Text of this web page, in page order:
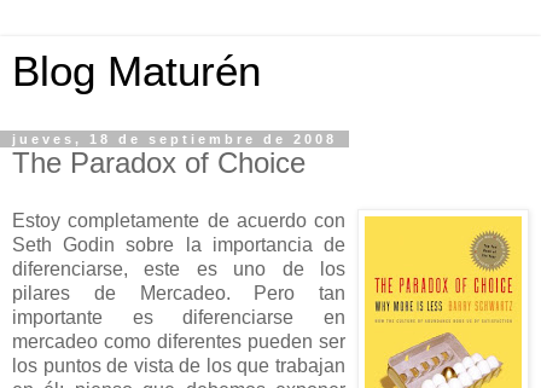
Blog Maturén
jueves, 18 de septiembre de 2008
The Paradox of Choice
Estoy completamente de acuerdo con
Seth Godin sobre la importancia de
diferenciarse, este es uno de los
pilares de Mercadeo. Pero tan
importante es diferenciarse en
mercadeo como diferentes pueden ser
los puntos de vista de los que trabajan